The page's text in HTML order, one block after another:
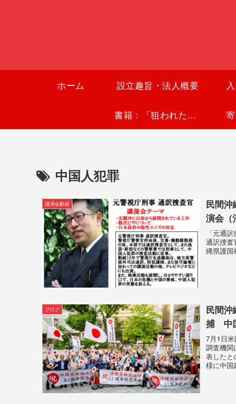
ホーム 設立趣旨・法人概要
書籍：「狙われた沖縄〜真実の沖縄史が日本を救う〜」
中国人犯罪
講演会動画
民間沖
演会（
「元通
通訳捜
縄県護国
ブログ
民間沖
捕 中
7月1日
調査機関
表したと
様に中国